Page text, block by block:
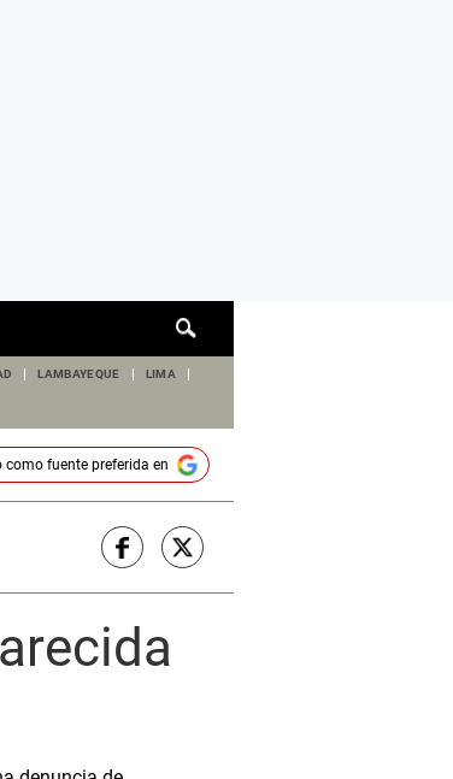
de
LAMBAYEQUE LIMA
como fuente preferida en